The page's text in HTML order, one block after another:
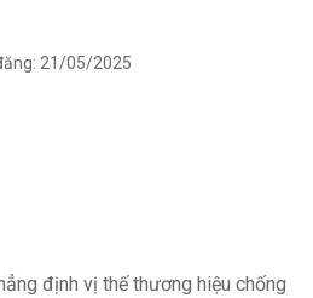
21/05/2025
định vị thế thương hiệu chống